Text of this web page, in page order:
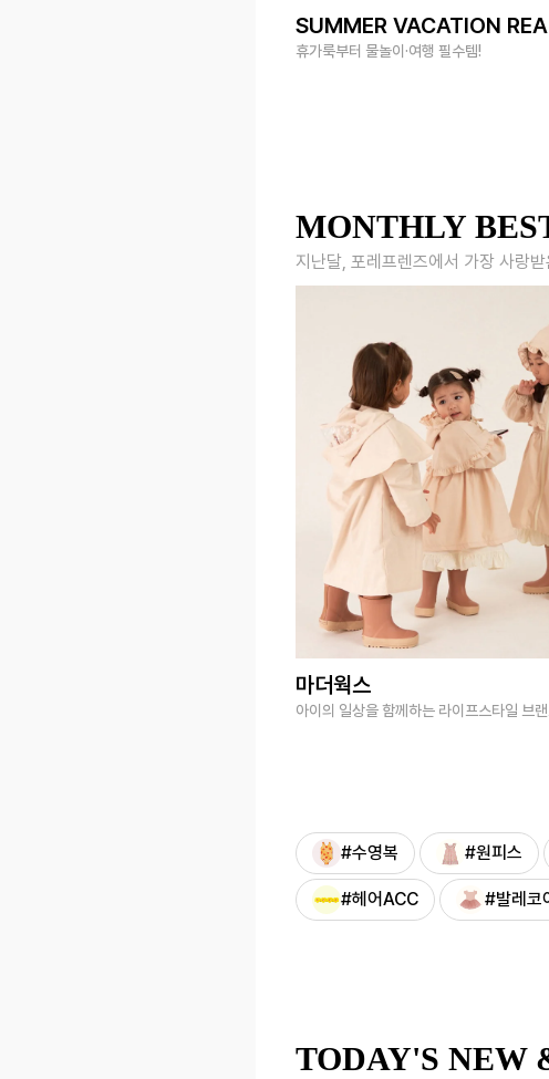
SUMMER VACATION
휴가룩부터 물놀이·여행 필수템!
MONTHLY
지난달, 포레프렌즈에서 가장 사랑
마더웍스
아이의 일상을 함께하는 라이프스타일 브
#수영복 #원피스
#헤어ACC #발레코
TODAY'S NEW